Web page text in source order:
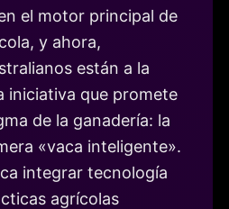
el motor principal de
y ahora,
están a la
iniciativa que promete
de la ganadería: la
«vaca inteligente».
integrar tecnología
agrícolas